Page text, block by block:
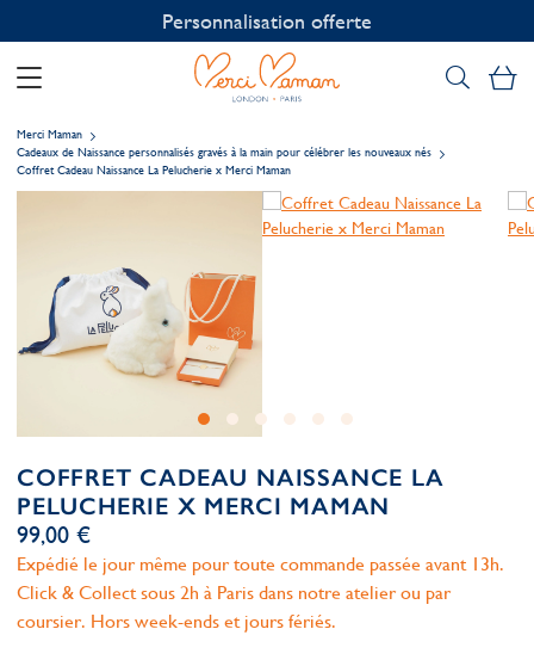
Personnalisation offerte
Merci Maman
Cadeaux de Naissance personnalisés gravés à la main pour célébrer les nouveaux nés
Coffret Cadeau Naissance La Pelucherie x Merci Maman
COFFRET CADEAU NAISSANCE LA
PELUCHERIE X MERCI MAMAN
99,00 €
Expédié le jour même pour toute commande passée avant 13h.
Click & Collect sous 2h à Paris dans notre atelier ou par
coursier. Hors week-ends et jours fériés.